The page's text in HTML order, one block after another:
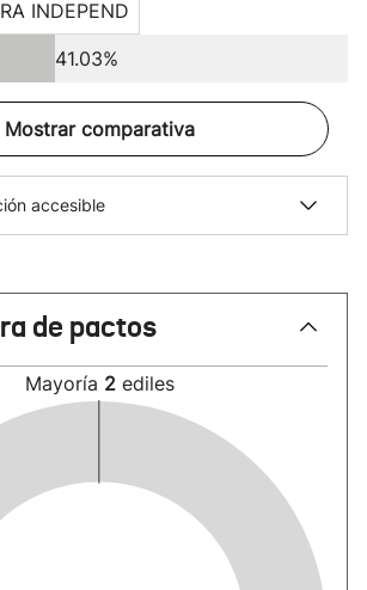
INDEPEND
41.03%
Mostrar comparativa
accesible
de pactos
Mayoría 2 ediles